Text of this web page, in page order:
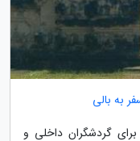
به بالی
گردشگران داخلی و